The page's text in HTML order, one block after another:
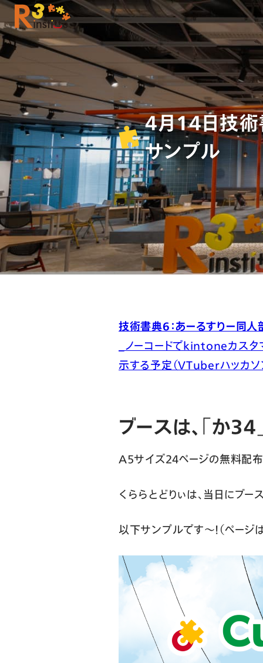
4月14日技術
サンプル
技術書典6：あーるすりー同
_ノーコードでkintoneカス
示する予定（VTuberハッ
ブースは、「か34
A5サイズ24ページの無料配布
くららとどりぃは、当日にブー
以下サンプルです〜！（ページ